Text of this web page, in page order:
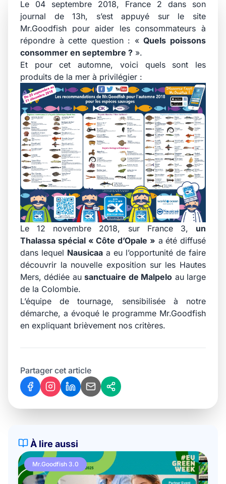
Le 04 septembre 2018, France 2 dans son
journal de 13h, s’est appuyé sur le site
Mr.Goodfish pour aider les consommateurs à
répondre à cette question : «Quels poissons
consommer en septembre ? ».
Et pour cet automne, voici quels sont les
produits de la mer à privilégier :
Le 12 novembre 2018, sur France 3, un
Thalassa spécial « Côte d’Opale » a été diffusé
dans lequel Nausicaa a eu l’opportunité de faire
découvrir la nouvelle exposition sur les Hautes
Mers, dédiée ausanctuaire de Malpelo au large
de la Colombie.
L’équipe de tournage, sensibilisée à notre
démarche, a évoqué le programme Mr.Goodfish
en expliquant brièvement nos critères.
Partager cet article
À lire aussi
Mr.Goodfish 3.0